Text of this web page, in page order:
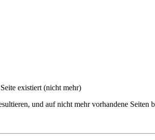
existiert (nicht mehr)
und auf nicht mehr vorhandene Seiten